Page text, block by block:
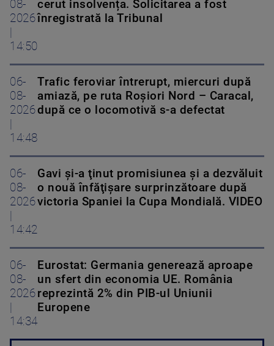
08-
2026
14:50
cerut insolvența. Solicitarea a fost
înregistrată la Tribunal
06-
08-
2026
14:48
Trafic feroviar întrerupt, miercuri după
amiază, pe ruta Roşiori Nord – Caracal,
după ce o locomotivă s-a defectat
06-
08-
2026
14:42
Gavi şi-a ţinut promisiunea şi a dezvăluit
o nouă înfăţişare surprinzătoare după
victoria Spaniei la Cupa Mondială. VIDEO
06-
08-
2026
14:34
Eurostat: Germania generează aproape
un sfert din economia UE. România
reprezintă 2% din PIB-ul Uniunii
Europene